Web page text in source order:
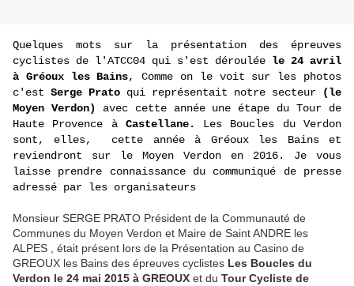
Quelques mots sur la présentation des épreuves
cyclistes de l'ATCC04 qui s'est déroulée le 24 avril
à Gréoux les Bains, Comme on le voit sur les photos
c'est Serge Prato qui représentait notre secteur
(le
Moyen Verdon)
avec cette année une étape du Tour de
Haute Provence à Castellane.
Les Boucles du Verdon
sont, elles, cette année à Gréoux les Bains et
reviendront sur le Moyen Verdon en 2016. Je vous
laisse prendre connaissance du communiqué de presse
adressé par les organisateurs
Monsieur SERGE PRATO Président de la Communauté de
Communes du Moyen Verdon et Maire de Saint ANDRE les
ALPES , était présent lors de la Présentation au Casino de
GREOUX les Bains des épreuves cyclistes Les Boucles du
Verdon le 24 mai 2015 à GREOUX et du Tour Cycliste de